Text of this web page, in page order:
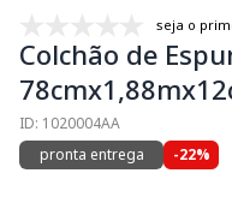
seja o
Colchão de
ID: 1020004AA
pronta entrega
-22%